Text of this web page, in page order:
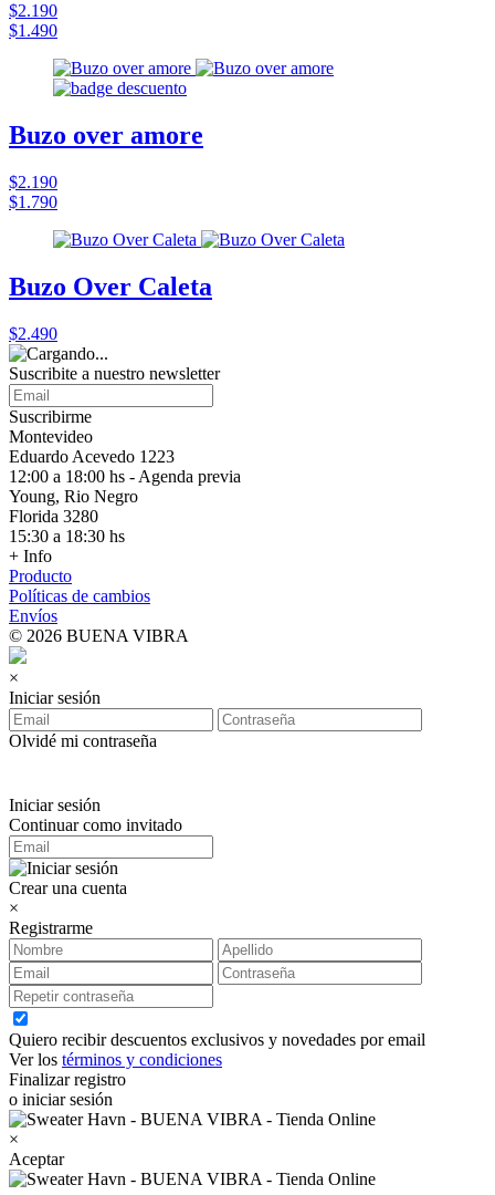
$2.190
$1.490
Buzo over amore
$2.190
$1.790
Buzo Over Caleta
$2.490
Suscribite a nuestro newsletter
Suscribirme
Montevideo
Eduardo Acevedo 1223
12:00 a 18:00 hs - Agenda previa
Young, Rio Negro
Florida 3280
15:30 a 18:30 hs
+ Info
Producto
Políticas de cambios
Envíos
© 2026 BUENA VIBRA
×
Iniciar sesión
Olvidé mi contraseña
Iniciar sesión
Continuar como invitado
Crear una cuenta
×
Registrarme
Quiero recibir descuentos exclusivos y novedades por email
Ver los términos y condiciones
Finalizar registro
o iniciar sesión
×
Aceptar